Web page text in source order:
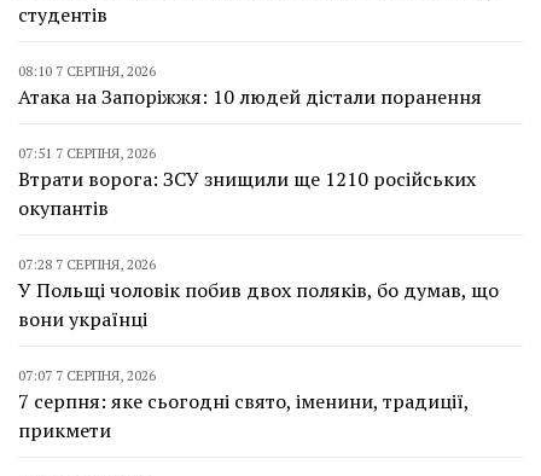
студентів
08:10 7 СЕРПНЯ, 2026
Атака на Запоріжжя: 10 людей дістали поранення
07:51 7 СЕРПНЯ, 2026
Втрати ворога: ЗСУ знищили ще 1210 російських
окупантів
07:28 7 СЕРПНЯ, 2026
У Польщі чоловік побив двох поляків, бо думав, що
вони українці
07:07 7 СЕРПНЯ, 2026
7 серпня: яке сьогодні свято, іменини, традиції,
прикмети